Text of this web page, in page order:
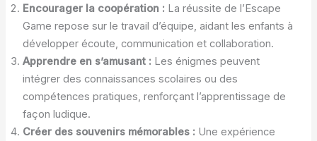
Encourager la coopération : La réussite de l’Escape
Game repose sur le travail d’équipe, aidant les enfants à
développer écoute, communication et collaboration.
Apprendre en s’amusant : Les énigmes peuvent
intégrer des connaissances scolaires ou des
compétences pratiques, renforçant l’apprentissage de
façon ludique.
Créer des souvenirs mémorables : Une expérience